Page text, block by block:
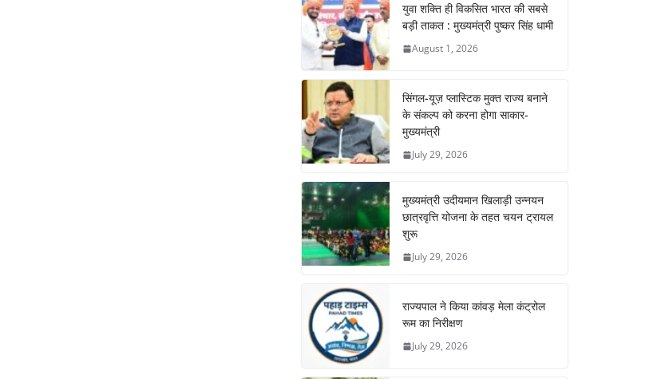
युवा शक्ति ही विकसित भारत की सबसे
बड़ी ताकत : मुख्यमंत्री पुष्कर सिंह धामी
August 1, 2026
सिंगल-यूज़ प्लास्टिक मुक्त राज्य बनाने
के संकल्प को करना होगा साकार-
मुख्यमंत्री
July 29, 2026
मुख्यमंत्री उदीयमान खिलाड़ी उन्नयन
छात्रवृत्ति योजना के तहत चयन ट्रायल
शुरू
July 29, 2026
राज्यपाल ने किया कांवड़ मेला कंट्रोल
रूम का निरीक्षण
July 29, 2026